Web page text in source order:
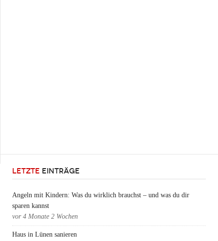
LETZTE EINTRÄGE
Angeln mit Kindern: Was du wirklich brauchst – und was du dir
sparen kannst
vor 4 Monate 2 Wochen
Haus in Lünen sanieren